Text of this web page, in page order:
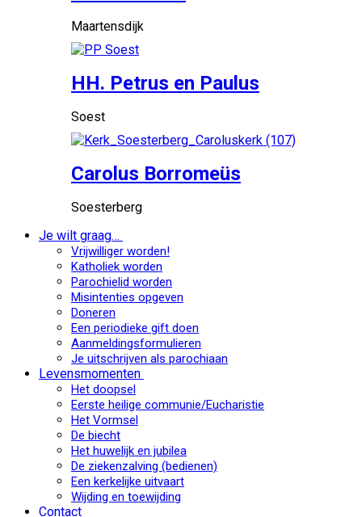
Maartensdijk
HH. Petrus en Paulus
Soest
Carolus Borromeüs
Soesterberg
Je wilt graag…
Vrijwilliger worden!
Katholiek worden
Parochielid worden
Misintenties opgeven
Doneren
Een periodieke gift doen
Aanmeldingsformulieren
Je uitschrijven als parochiaan
Levensmomenten
Het doopsel
Eerste heilige communie/Eucharistie
Het Vormsel
De biecht
Het huwelijk en jubilea
De ziekenzalving (bedienen)
Een kerkelijke uitvaart
Wijding en toewijding
Contact